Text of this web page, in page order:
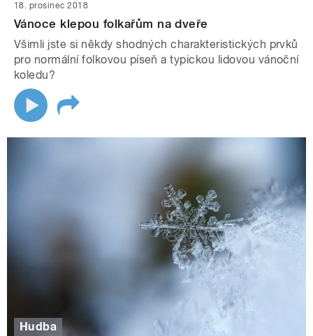
18. prosinec 2018
Vánoce klepou folkařům na dveře
Všimli jste si někdy shodných charakteristických prvků
pro normální folkovou píseň a typickou lidovou vánoční
koledu?
Hudba